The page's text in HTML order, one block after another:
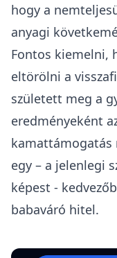
hogy a
anyagi
Fontos kiemelni,
eltörölni a
született meg a
eredményeként
kamattámogatás
egy – a jelenlegi
képest -
babaváró hitel.